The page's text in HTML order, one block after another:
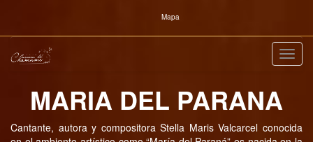
Mapa
MARIA DEL PARANA
Cantante, autora y compositora Stella Maris Valcarcel conocida